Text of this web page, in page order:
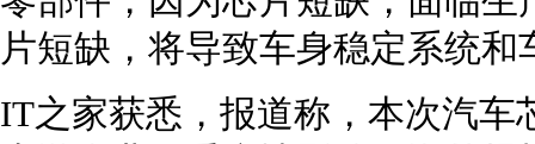
片短缺，将导致车身稳定系统
IT之家获悉，报道称，本次汽